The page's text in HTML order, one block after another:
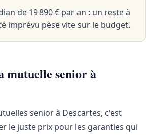
de 19 890 € par an : un reste à
imprévu pèse vite sur le budget.
mutuelle senior à
senior à Descartes, c'est
le juste prix pour les garanties qui